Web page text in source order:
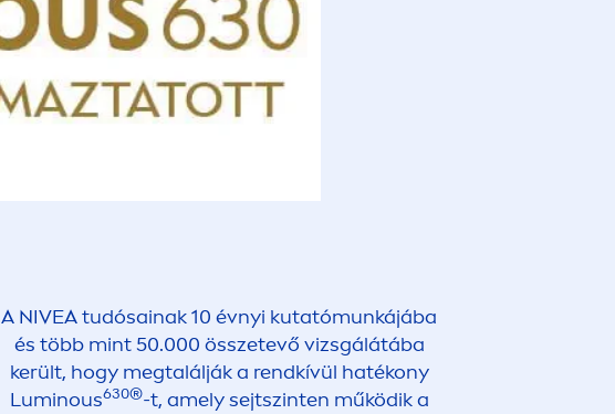
A NIVEAtudósainak 10 évnyi kutatómunkájába
és több mint 50.000 összetevő vizsgálátába
került, hogy megtalálják a rendkívül hatékony
Luminous630®-t, amely sejtszinten működik a